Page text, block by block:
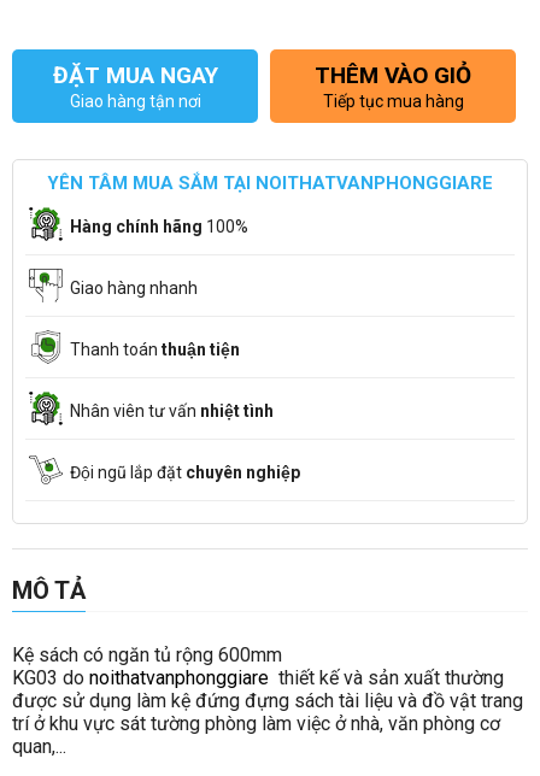
ĐẶT MUA NGAY
Giao hàng tận nơi
THÊM VÀO GIỎ
Tiếp tục mua hàng
YÊN TÂM MUA SẮM TẠI NOITHATVANPHONGGIARE
Hàng chính hãng 100%
Giao hàng nhanh
Thanh toán thuận tiện
Nhân viên tư vấn nhiệt tình
Đội ngũ lắp đặt chuyên nghiệp
MÔ TẢ
Kệ sách có ngăn tủ rộng 600mm
KG03 do noithatvanphonggiare thiết kế và sản xuất thường
được sử dụng làm kệ đứng đựng sách tài liệu và đồ vật trang
trí ở khu vực sát tường phòng làm việc ở nhà, văn phòng cơ
quan,...